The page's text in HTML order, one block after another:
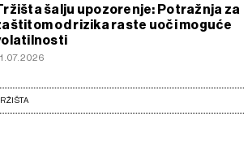
šalju upozorenje: Potražnja za
od rizika raste uoči moguće